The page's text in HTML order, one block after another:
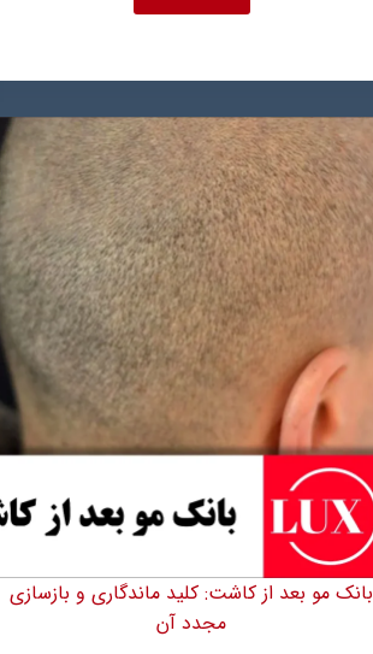
مو:
نگرانی
گذرا
یا
زنگ
خطر؟
بانک مو بعد از کاشت: کلید ماندگاری و بازسازی
مجدد آن